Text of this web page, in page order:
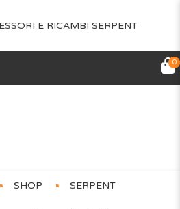
0
SHOP SERPENT